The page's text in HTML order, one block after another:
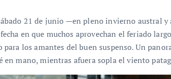
21 de junio —en pleno invierno austral y
en que muchos aprovechan el feriado
los amantes del buen suspenso. Un
en mano, mientras afuera sopla el viento